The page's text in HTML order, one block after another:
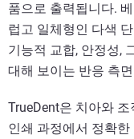
품으로 출력됩니다.
럽고 일체형인 다색
기능적 교합, 안정성,
대해 보이는 반응 측
TrueDent은 치아와
인쇄 과정에서 정확